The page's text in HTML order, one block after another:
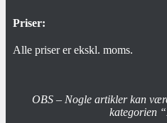
Priser:
Alle priser er ekskl. moms.
OBS – Nogle artikler kan
kategorien